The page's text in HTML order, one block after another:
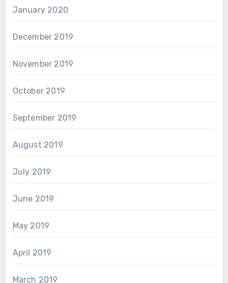
January 2020
December 2019
November 2019
October 2019
September 2019
August 2019
July 2019
June 2019
May 2019
April 2019
March 2019